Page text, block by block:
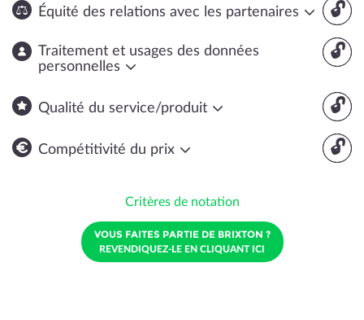
🔓
Équité des relations avec les partenaires
🔓
Traitement et usages des données
personnelles
🔓
Qualité du service/produit
🔓
Compétitivité du prix
Critères de notation
VOUS FAITES PARTIE DE BRIXTON ?
REVENDIQUEZ-LE EN CLIQUANT ICI